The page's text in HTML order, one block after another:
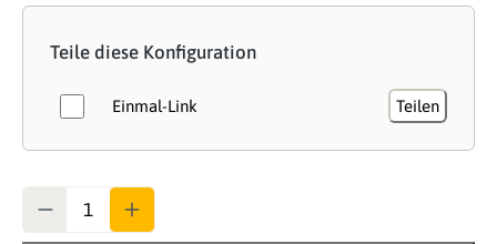
Teile diese Konfiguration
Einmal-Link Teilen